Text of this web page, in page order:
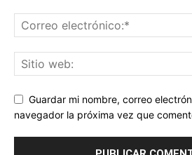
Guardar mi nombre, correo
navegador la próxima vez que